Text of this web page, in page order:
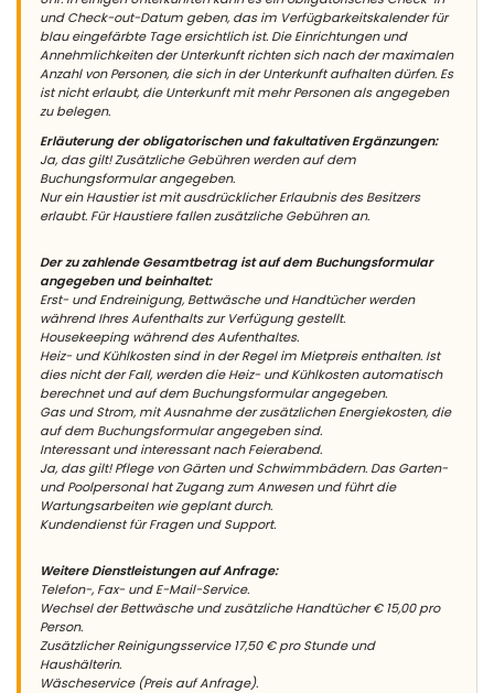
und Check-out-Datum geben, das im Verfügbarkeitskalender für
blau eingefärbte Tage ersichtlich ist. Die Einrichtungen und
Annehmlichkeiten der Unterkunft richten sich nach der maximalen
Anzahl von Personen, die sich in der Unterkunft aufhalten dürfen. Es
ist nicht erlaubt, die Unterkunft mit mehr Personen als angegeben
zu belegen.
Erläuterung der obligatorischen und fakultativen Ergänzungen:
Ja, das gilt! Zusätzliche Gebühren werden auf dem
Buchungsformular angegeben.
Nur ein Haustier ist mit ausdrücklicher Erlaubnis des Besitzers
erlaubt. Für Haustiere fallen zusätzliche Gebühren an.
Der zu zahlende Gesamtbetrag ist auf dem Buchungsformular
angegeben und beinhaltet:
Erst- und Endreinigung, Bettwäsche und Handtücher werden
während Ihres Aufenthalts zur Verfügung gestellt.
Housekeeping während des Aufenthaltes.
Heiz- und Kühlkosten sind in der Regel im Mietpreis enthalten. Ist
dies nicht der Fall, werden die Heiz- und Kühlkosten automatisch
berechnet und auf dem Buchungsformular angegeben.
Gas und Strom, mit Ausnahme der zusätzlichen Energiekosten, die
auf dem Buchungsformular angegeben sind.
Interessant und interessant nach Feierabend.
Ja, das gilt! Pflege von Gärten und Schwimmbädern. Das Garten-
und Poolpersonal hat Zugang zum Anwesen und führt die
Wartungsarbeiten wie geplant durch.
Kundendienst für Fragen und Support.
Weitere Dienstleistungen auf Anfrage:
Telefon-, Fax- und E-Mail-Service.
Wechsel der Bettwäsche und zusätzliche Handtücher € 15,00 pro
Person.
Zusätzlicher Reinigungsservice 17,50 € pro Stunde und
Haushälterin.
Wäscheservice (Preis auf Anfrage).